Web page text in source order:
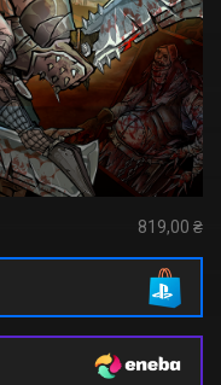
819,00 ₴